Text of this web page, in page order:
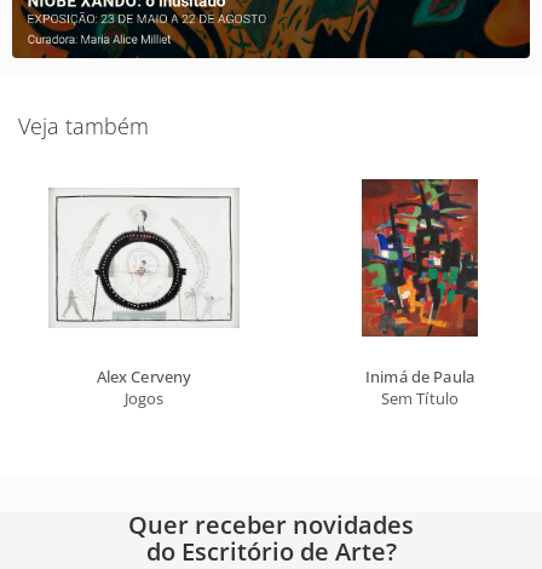
Veja também
Alex Cerveny
Jogos
Inimá de Paula
Sem Título
Quer receber novidades
do Escritório de Arte?